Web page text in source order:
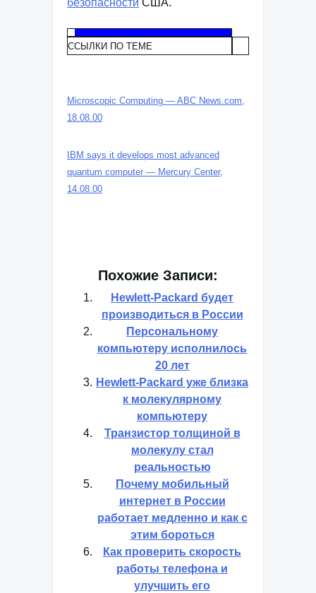
безопасности США.
ССЫЛКИ ПО ТЕМЕ
Microscopic Computing — ABC News.com,
18.08.00
IBM says it develops most advanced
quantum computer — Mercury Center,
14.08.00
Похожие Записи:
Hewlett-Packard будет
производиться в России
Персональному
компьютеру исполнилось
20 лет
Hewlett-Packard уже близка
к молекулярному
компьютеру
Транзистор толщиной в
молекулу стал
реальностью
Почему мобильный
интернет в России
работает медленно и как с
этим бороться
Как проверить скорость
работы телефона и
улучшить его